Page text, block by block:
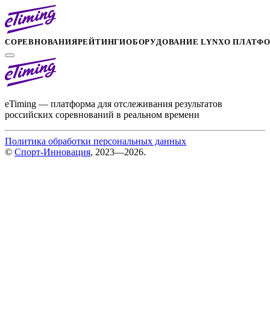
СОРЕВНОВАНИЯРЕЙТИНГИОБОРУДОВАНИЕ LYNXО
eTiming — платформа для отслеживания результатов
российских соревнований в реальном времени
Политика обработки персональных данных
© Спорт-Инновация, 2023—2026.